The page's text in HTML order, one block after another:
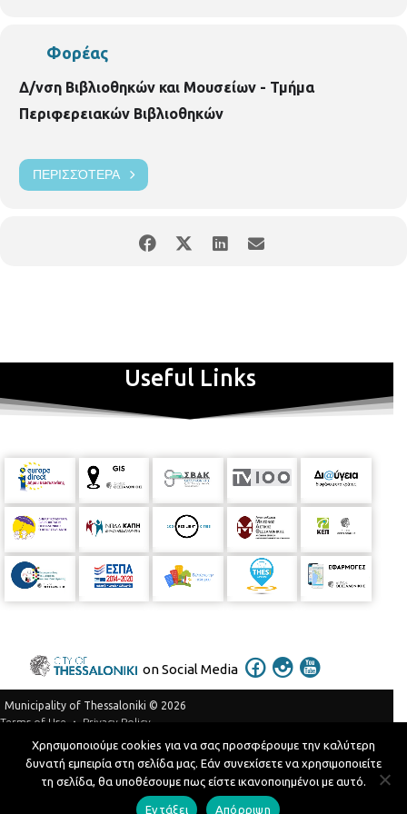
Φορέας
Δ/νση Βιβλιοθηκών και Μουσείων - Τμήμα
Περιφερειακών Βιβλιοθηκών
ΠΕΡΙΣΣΌΤΕΡΑ
Useful Links
on Social Media
Municipality of Thessaloniki © 2026
Terms of Use
Privacy Policy
Telephone Catalog
Developed byMyCompany Projects
Χρησιμοποιούμε cookies για να σας προσφέρουμε την καλύτερη
δυνατή εμπειρία στη σελίδα μας. Εάν συνεχίσετε να χρησιμοποιείτε
τη σελίδα, θα υποθέσουμε πως είστε ικανοποιημένοι με αυτό.
Εντάξει Απόρριψη